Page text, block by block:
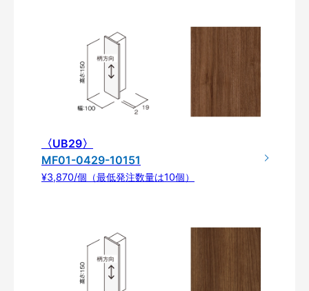
〈UB29〉
MF01-0429-10151
¥3,870/個（最低発注数量は10個）